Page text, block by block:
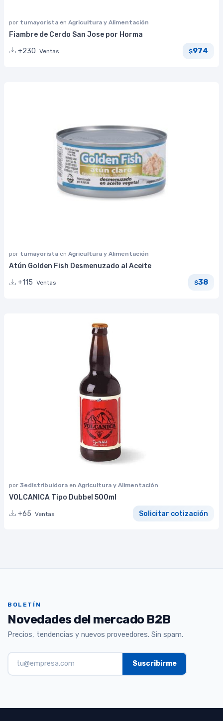
por tumayorista en Agricultura y Alimentación
Fiambre de Cerdo San Jose por Horma
+230 Ventas $974
por tumayorista en Agricultura y Alimentación
Atún Golden Fish Desmenuzado al Aceite
+115 Ventas $38
por 3edistribuidora en Agricultura y Alimentación
VOLCANICA Tipo Dubbel 500ml
+65 Ventas Solicitar cotización
BOLETÍN
Novedades del mercado B2B
Precios, tendencias y nuevos proveedores. Sin spam.